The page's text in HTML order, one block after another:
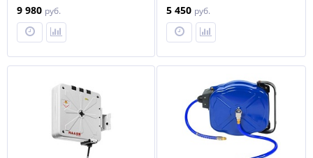
9 980 руб. 5 450 руб.